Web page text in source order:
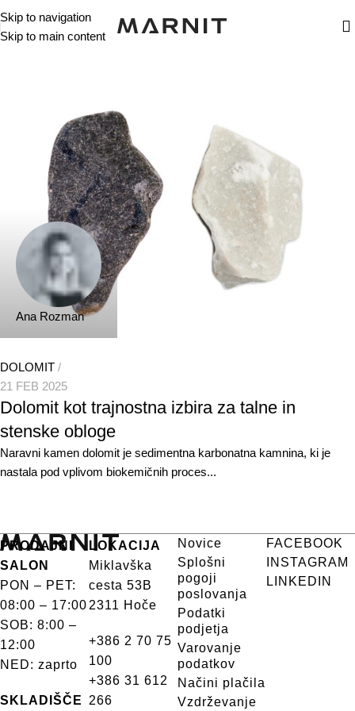
Skip to navigation
Skip to main content
Ana Rozman
DOLOMIT
21 FEB 2025
Dolomit kot trajnostna izbira za talne in
stenske obloge
Naravni kamen dolomit je sedimentna karbonatna kamnina, ki je
nastala pod vplivom biokemičnih proces...
PRODAJNI
SALON
PON – PET:
08:00 – 17:00
SOB: 8:00 –
12:00
NED: zaprto
SKLADIŠČE
LOKACIJA
Miklavška
cesta 53B
2311 Hoče
+386 2 70 75
100
+386 31 612
266
Novice
Splošni
pogoji
poslovanja
Podatki
podjetja
Varovanje
podatkov
Načini plačila
Vzdrževanje
FACEBOOK
INSTAGRAM
LINKEDIN